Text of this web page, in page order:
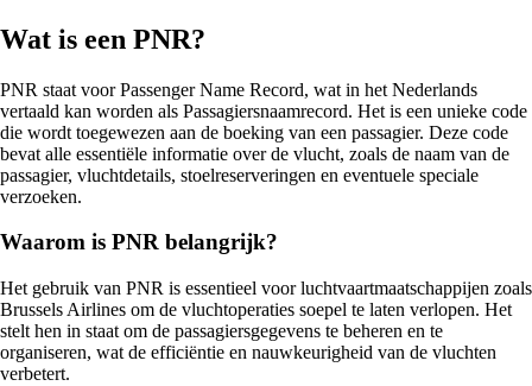
Wat is een PNR?
PNR staat voor Passenger Name Record, wat in het Nederlands
vertaald kan worden als Passagiersnaamrecord. Het is een unieke code
die wordt toegewezen aan de boeking van een passagier. Deze code
bevat alle essentiële informatie over de vlucht, zoals de naam van de
passagier, vluchtdetails, stoelreserveringen en eventuele speciale
verzoeken.
Waarom is PNR belangrijk?
Het gebruik van PNR is essentieel voor luchtvaartmaatschappijen zoals
Brussels Airlines om de vluchtoperaties soepel te laten verlopen. Het
stelt hen in staat om de passagiersgegevens te beheren en te
organiseren, wat de efficiëntie en nauwkeurigheid van de vluchten
verbetert.